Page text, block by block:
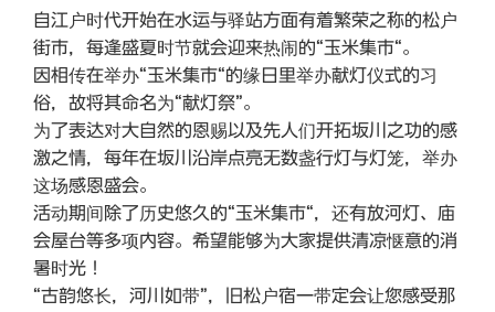
自江户时代开始在水运与驿站方面有着繁荣之称的松户
街市，每逢盛夏时节就会迎来热闹的“玉米集市“。
因相传在举办“玉米集市“的缘日里举办献灯仪式的习
俗，故将其命名为“献灯祭”。
为了表达对大自然的恩赐以及先人们开拓坂川之功的感
激之情，每年在坂川沿岸点亮无数盏行灯与灯笼，举办
这场感恩盛会。
活动期间除了历史悠久的“玉米集市“，还有放河灯、庙
会屋台等多项内容。希望能够为大家提供清凉惬意的消
暑时光！
“古韵悠长，河川如带”，旧松户宿一带定会让您感受那